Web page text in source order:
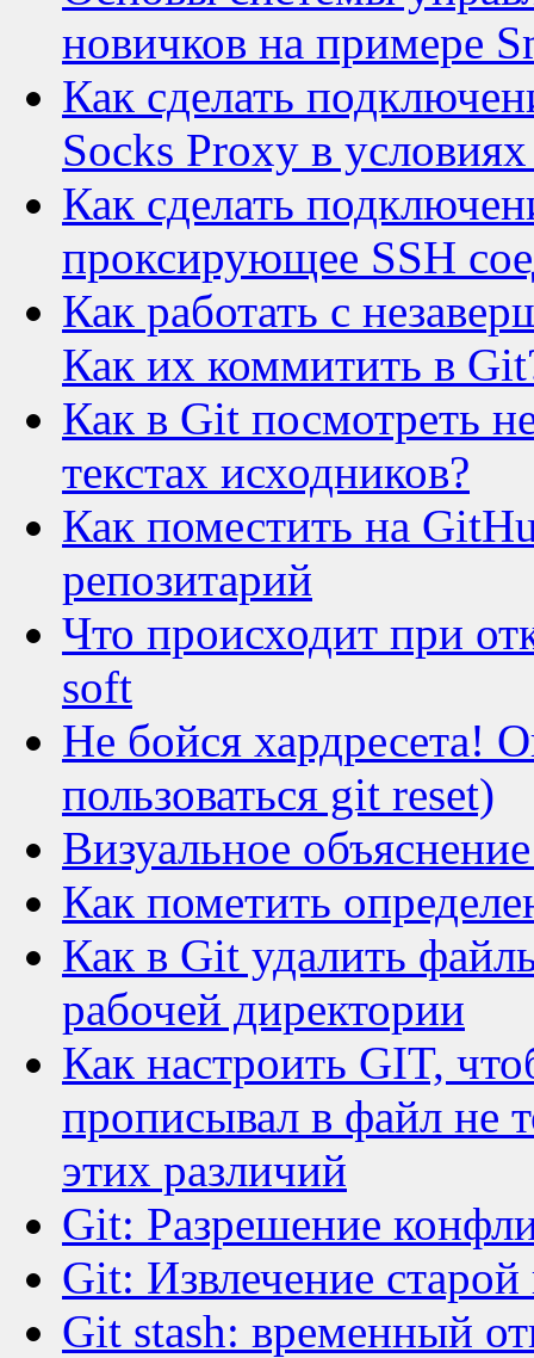
новичков на примере
Как сделать
Socks Proxy в
Как сделать
проксирующее SSH
Как работать с
Как их коммитить в
Как в Git посмотреть
текстах исходников?
Как поместить на
репозитарий
Что происходит при
soft
Не бойся хардресета!
пользоваться git reset)
Визуальное
Как пометить
Как в Git удалить
рабочей директории
Как настроить GIT,
прописывал в файл не
этих различий
Git: Разрешение
Git: Извлечение
Git stash: временный